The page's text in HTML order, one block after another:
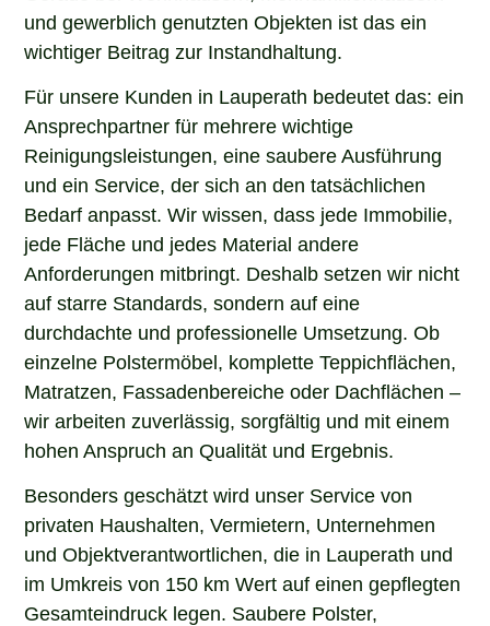
und gewerblich genutzten Objekten ist das ein
wichtiger Beitrag zur Instandhaltung.
Für unsere Kunden in Lauperath bedeutet das: ein
Ansprechpartner für mehrere wichtige
Reinigungsleistungen, eine saubere Ausführung
und ein Service, der sich an den tatsächlichen
Bedarf anpasst. Wir wissen, dass jede Immobilie,
jede Fläche und jedes Material andere
Anforderungen mitbringt. Deshalb setzen wir nicht
auf starre Standards, sondern auf eine
durchdachte und professionelle Umsetzung. Ob
einzelne Polstermöbel, komplette Teppichflächen,
Matratzen, Fassadenbereiche oder Dachflächen –
wir arbeiten zuverlässig, sorgfältig und mit einem
hohen Anspruch an Qualität und Ergebnis.
Besonders geschätzt wird unser Service von
privaten Haushalten, Vermietern, Unternehmen
und Objektverantwortlichen, die in Lauperath und
im Umkreis von 150 km Wert auf einen gepflegten
Gesamteindruck legen. Saubere Polster,